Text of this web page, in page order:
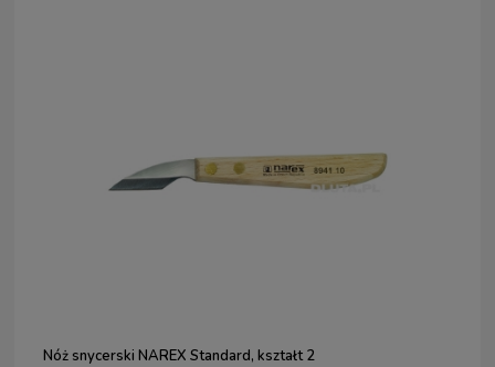
Nóż snycerski NAREX Standard, kształt 2